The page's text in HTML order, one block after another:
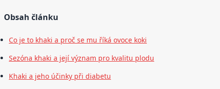
Obsah článku
Co je to khaki a proč se mu říká ovoce koki
Sezóna khaki a její význam pro kvalitu plodu
Khaki a jeho účinky při diabetu